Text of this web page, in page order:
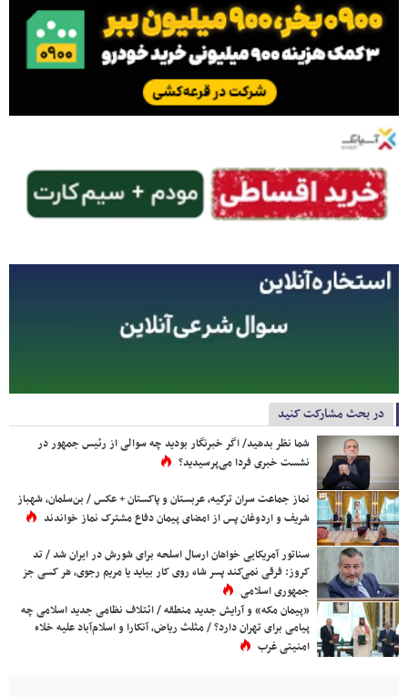
در بحث مشارکت کنید
شما نظر بدهید/ اگر خبرنگار بودید چه سوالی از رئیس جمهور در
نشست خبری فردا می‌پرسیدید؟
نماز جماعت سران ترکیه، عربستان و پاکستان + عکس / بن‌سلمان، شهباز
شریف و اردوغان پس از امضای پیمان دفاع مشترک نماز خواندند
سناتور آمریکایی خواهان ارسال اسلحه برای شورش در ایران شد / تد
کروز: فرقی نمی‌کند پسر شاه روی کار بیاید یا مریم رجوی، هر کسی جز
جمهوری اسلامی
«پیمان مکه» و آرایش جدید منطقه / ائتلاف نظامی جدید اسلامی چه
پیامی برای تهران دارد؟ / مثلث ریاض، آنکارا و اسلام‌آباد علیه خلاء
امنیتی غرب